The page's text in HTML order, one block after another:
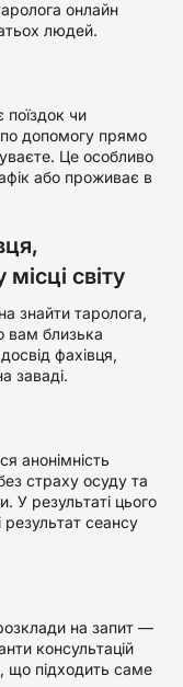
онлайн
людей.
чи
допомогу прямо
Це особливо
або проживає в
світу
знайти таролога,
вам близька
фахівця,
заваді.
анонімність
страху осуду та
У результаті цього
сеансу
на запит —
консультацій
що підходить саме